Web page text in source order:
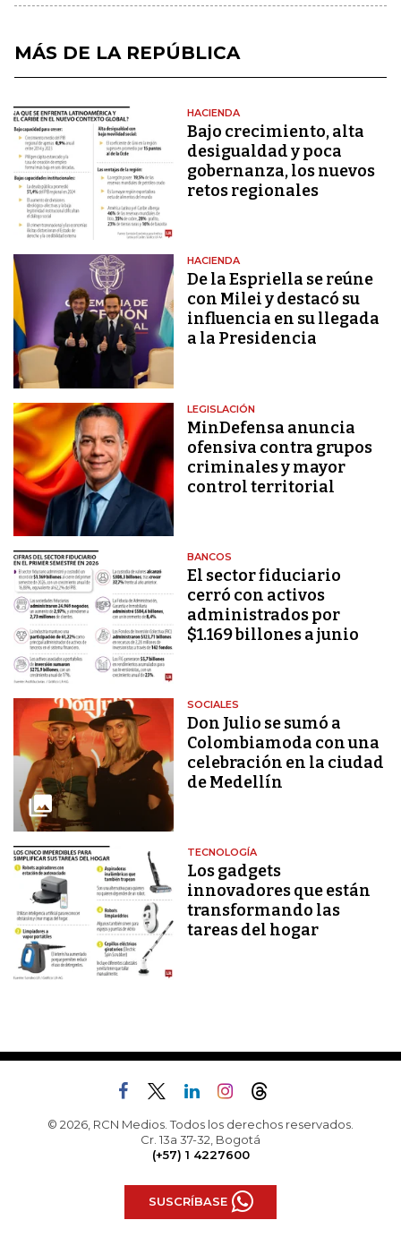
MÁS DE LA REPÚBLICA
HACIENDA
Bajo crecimiento, alta
desigualdad y poca
gobernanza, los nuevos
retos regionales
HACIENDA
De la Espriella se reúne
con Milei y destacó su
influencia en su llegada
a la Presidencia
LEGISLACIÓN
MinDefensa anuncia
ofensiva contra grupos
criminales y mayor
control territorial
BANCOS
El sector fiduciario
cerró con activos
administrados por
$1.169 billones a junio
SOCIALES
Don Julio se sumó a
Colombiamoda con una
celebración en la ciudad
de Medellín
TECNOLOGÍA
Los gadgets
innovadores que están
transformando las
tareas del hogar
© 2026, RCN Medios. Todos los derechos reservados.
Cr. 13a 37-32, Bogotá
(+57) 1 4227600
SUSCRÍBASE